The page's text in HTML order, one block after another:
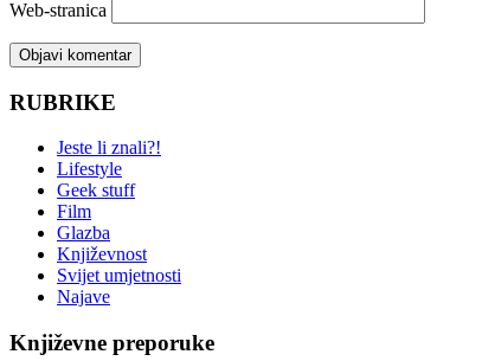
Web-stranica
RUBRIKE
Jeste li znali?!
Lifestyle
Geek stuff
Film
Glazba
Književnost
Svijet umjetnosti
Najave
Književne preporuke